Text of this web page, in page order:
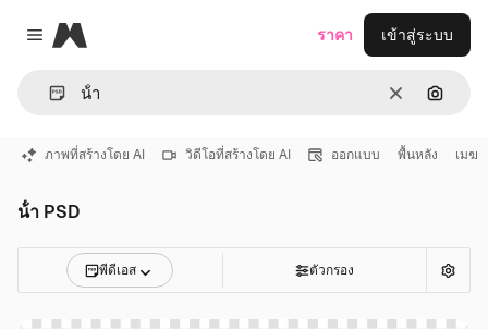
Close menu
Magnific
ชัดเจนค้นหา
ราคา เข้าสู่ระบบ
ภาพที่สร้างโดย AI วิดีโอที่สร้างโดย AI ออกแบบ พื้นหลัง เมฆ
น้ํา PSD
พีดีเอส ตัวกรอง